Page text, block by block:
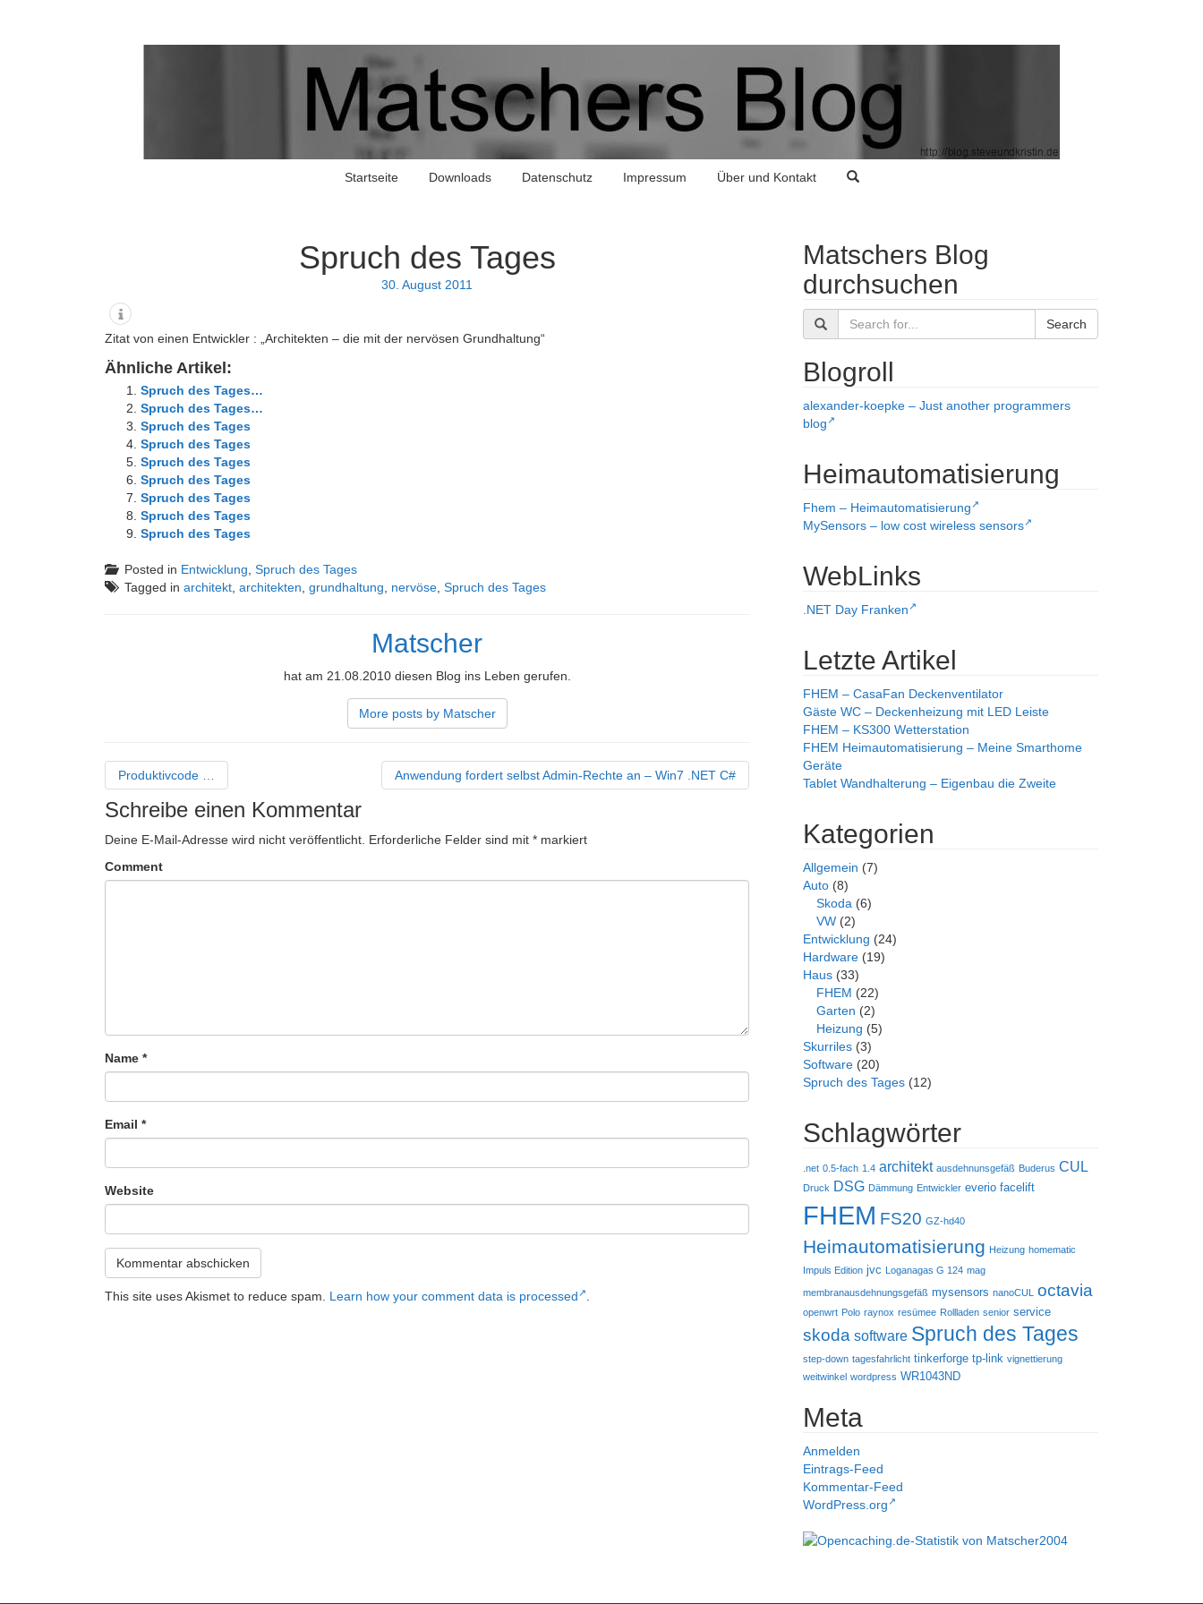
Matschers Blog
Startseite Downloads Datenschutz Impressum Über und Kontakt
Spruch des Tages
30. August 2011
Zitat von einen Entwickler : „Architekten – die mit der nervösen Grundhaltung“
Ähnliche Artikel:
Spruch des Tages…
Spruch des Tages…
Spruch des Tages
Spruch des Tages
Spruch des Tages
Spruch des Tages
Spruch des Tages
Spruch des Tages
Spruch des Tages
Posted in Entwicklung Spruch des Tages
Tagged in architekt architekten grundhaltung nervöse Spruch des Tages
Matscher
hat am 21.08.2010 diesen Blog ins Leben gerufen.
More posts by Matscher
Produktivcode … Anwendung fordert selbst Admin-Rechte an – Win7 .NET C#
Schreibe einen Kommentar
Deine E-Mail-Adresse wird nicht veröffentlicht. Erforderliche Felder sind mit * markiert
Comment
Name *
Email *
Website
This site uses Akismet to reduce spam. Learn how your comment data is processed
Matschers Blog
durchsuchen
Search
Blogroll
alexander-koepke – Just another programmers
blog
Heimautomatisierung
Fhem – Heimautomatisierung
MySensors – low cost wireless sensors
WebLinks
.NET Day Franken
Letzte Artikel
FHEM – CasaFan Deckenventilator
Gäste WC – Deckenheizung mit LED Leiste
FHEM – KS300 Wetterstation
FHEM Heimautomatisierung – Meine Smarthome
Geräte
Tablet Wandhalterung – Eigenbau die Zweite
Kategorien
Allgemein (7)
Auto (8)
Skoda (6)
VW (2)
Entwicklung (24)
Hardware (19)
Haus (33)
FHEM (22)
Garten (2)
Heizung (5)
Skurriles (3)
Software (20)
Spruch des Tages (12)
Schlagwörter
.net 0.5-fach 1.4 architekt ausdehnunsgefäß Buderus CUL
Druck DSG Dämmung Entwickler everio facelift
FHEM FS20 GZ-hd40
Heimautomatisierung Heizung homematic
Impuls Edition jvc Loganagas G 124 mag
membranausdehnungsgefäß mysensors nanoCUL octavia
openwrt Polo raynox resümee Rollladen senior service
skoda software Spruch des Tages
step-down tagesfahrlicht tinkerforge tp-link vignettierung
weitwinkel wordpress WR1043ND
Meta
Anmelden
Eintrags-Feed
Kommentar-Feed
WordPress.org